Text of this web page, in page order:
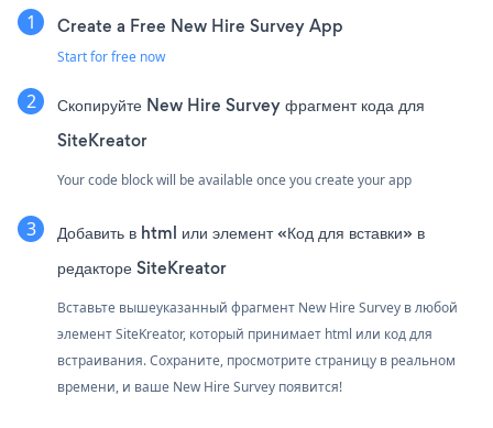
Create a Free New Hire Survey App
Start for free now
Скопируйте New Hire Survey фрагмент кода для
SiteKreator
Your code block will be available once you create your app
Добавить в html или элемент «Код для вставки» в
редакторе SiteKreator
Вставьте вышеуказанный фрагмент New Hire Survey в любой
элемент SiteKreator, который принимает html или код для
встраивания. Сохраните, просмотрите страницу в реальном
времени, и ваше New Hire Survey появится!